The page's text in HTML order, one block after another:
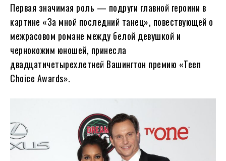
Первая значимая роль — подруги главной героини в
картине «За мной последний танец», повествующей о
межрасовом романе между белой девушкой и
чернокожим юношей, принесла
двадцатичетырехлетней Вашингтон премию «Teen
Choice Awards».